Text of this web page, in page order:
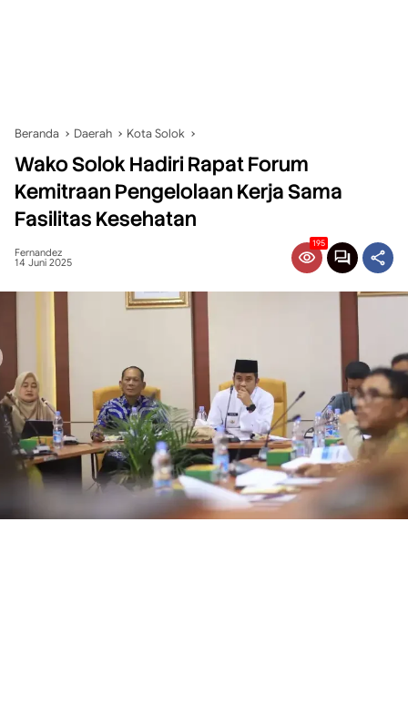
Beranda Daerah Kota Solok
Wako Solok Hadiri Rapat Forum
Kemitraan Pengelolaan Kerja Sama
Fasilitas Kesehatan
Fernandez
14 Juni 2025
195